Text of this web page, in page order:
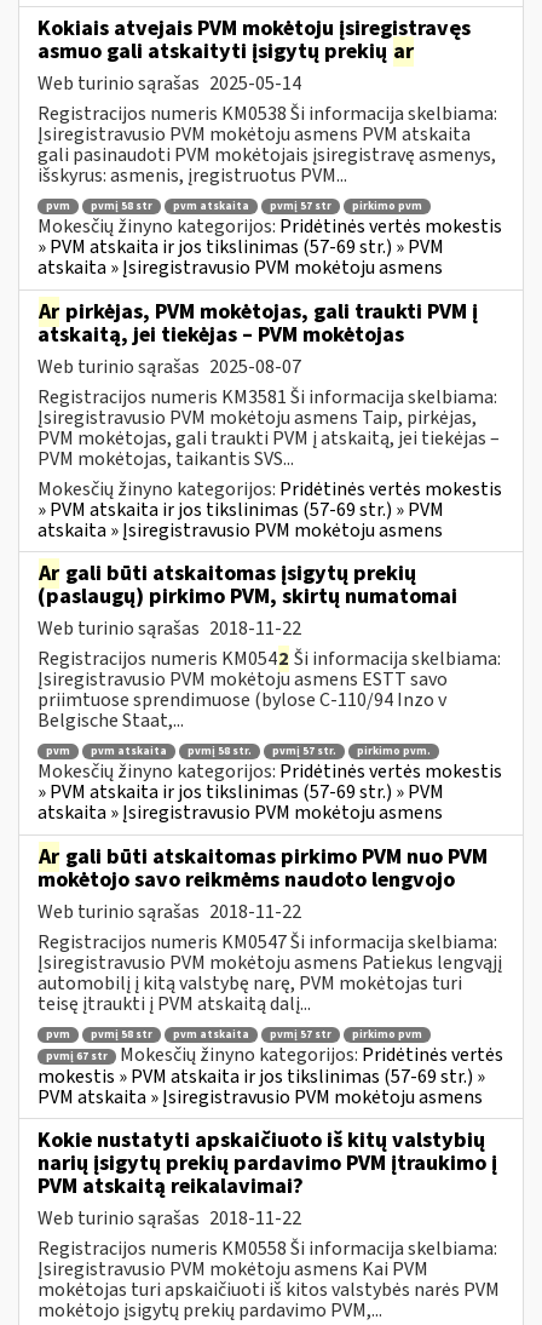
Kokiais atvejais PVM mokėtoju įsiregistravęs
asmuo gali atskaityti įsigytų prekių ar
Web turinio sąrašas 2025-05-14
Registracijos numeris KM0538 Ši informacija skelbiama:
Įsiregistravusio PVM mokėtoju asmens PVM atskaita
gali pasinaudoti PVM mokėtojais įsiregistravę asmenys,
išskyrus: asmenis, įregistruotus PVM...
pvm pvmį 58 str pvm atskaita pvmį 57 str pirkimo pvm
Mokesčių žinyno kategorijos: Pridėtinės vertės mokestis
» PVM atskaita ir jos tikslinimas (57-69 str.) » PVM
atskaita » Įsiregistravusio PVM mokėtoju asmens
Ar pirkėjas, PVM mokėtojas, gali traukti PVM į
atskaitą, jei tiekėjas – PVM mokėtojas
Web turinio sąrašas 2025-08-07
Registracijos numeris KM3581 Ši informacija skelbiama:
Įsiregistravusio PVM mokėtoju asmens Taip, pirkėjas,
PVM mokėtojas, gali traukti PVM į atskaitą, jei tiekėjas –
PVM mokėtojas, taikantis SVS...
Mokesčių žinyno kategorijos: Pridėtinės vertės mokestis
» PVM atskaita ir jos tikslinimas (57-69 str.) » PVM
atskaita » Įsiregistravusio PVM mokėtoju asmens
Ar gali būti atskaitomas įsigytų prekių
(paslaugų) pirkimo PVM, skirtų numatomai
Web turinio sąrašas 2018-11-22
Registracijos numeris KM0542 Ši informacija skelbiama:
Įsiregistravusio PVM mokėtoju asmens ESTT savo
priimtuose sprendimuose (bylose C-110/94 Inzo v
Belgische Staat,...
pvm pvm atskaita pvmį 58 str. pvmį 57 str. pirkimo pvm.
Mokesčių žinyno kategorijos: Pridėtinės vertės mokestis
» PVM atskaita ir jos tikslinimas (57-69 str.) » PVM
atskaita » Įsiregistravusio PVM mokėtoju asmens
Ar gali būti atskaitomas pirkimo PVM nuo PVM
mokėtojo savo reikmėms naudoto lengvojo
Web turinio sąrašas 2018-11-22
Registracijos numeris KM0547 Ši informacija skelbiama:
Įsiregistravusio PVM mokėtoju asmens Patiekus lengvąjį
automobilį į kitą valstybę narę, PVM mokėtojas turi
teisę įtraukti į PVM atskaitą dalį...
pvm pvmį 58 str pvm atskaita pvmį 57 str
pirkimo pvm
pvmį 67 str
Mokesčių žinyno kategorijos: Pridėtinės vertės
mokestis » PVM atskaita ir jos tikslinimas (57-69 str.) »
PVM atskaita » Įsiregistravusio PVM mokėtoju asmens
Kokie nustatyti apskaičiuoto iš kitų valstybių
narių įsigytų prekių pardavimo PVM įtraukimo į
PVM atskaitą reikalavimai?
Web turinio sąrašas 2018-11-22
Registracijos numeris KM0558 Ši informacija skelbiama:
Įsiregistravusio PVM mokėtoju asmens Kai PVM
mokėtojas turi apskaičiuoti iš kitos valstybės narės PVM
mokėtojo įsigytų prekių pardavimo PVM,...